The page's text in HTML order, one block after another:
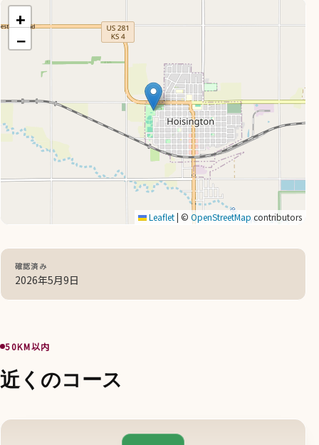
+
−
Leaflet ©OpenStreetMapcontributors
確認済み
2026年5月9日
50KM以内
近くのコース